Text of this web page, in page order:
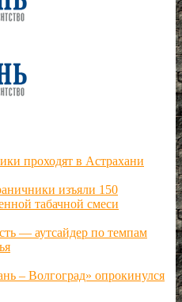
проходят в Астрахани
изъяли 150
табачной смеси
— аутсайдер по темпам
– Волгоград» опрокинулся